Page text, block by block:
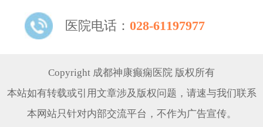
医院电话： 028-61197977
Copyright 成都神康癫痫医院 版权所有
本站如有转载或引用文章涉及版权问题，请速与我们联系
本网站只针对内部交流平台，不作为广告宣传。